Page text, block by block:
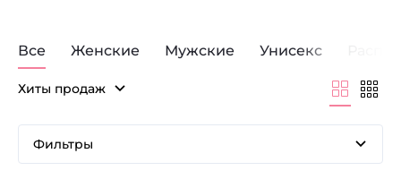
Все Женские Мужские Унисекс
Хиты продаж
Фильтры